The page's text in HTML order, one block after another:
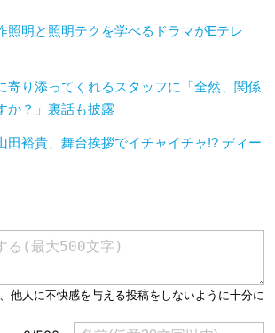
照明と照明テクを学べるドラマがEテレ
寄り添ってくれるスタッフに「全然、関係
か？」裏話も披露
田裕貴、舞台挨拶でイチャイチャ!? ディー